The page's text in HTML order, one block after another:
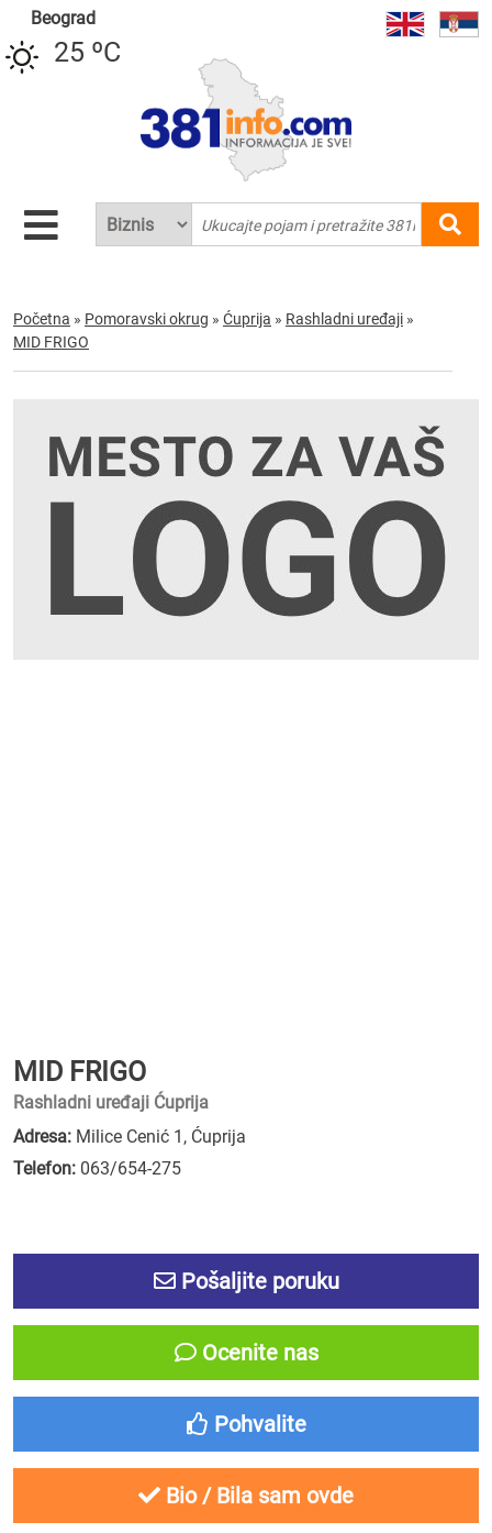
Beograd
25 ºC
Početna » Pomoravski okrug » Ćuprija » Rashladni uređaji »
MID FRIGO
MID FRIGO
Rashladni uređaji Ćuprija
Adresa: Milice Cenić 1, Ćuprija
Telefon: 063/654-275
Pošaljite poruku
Ocenite nas
Pohvalite
Bio / Bila sam ovde